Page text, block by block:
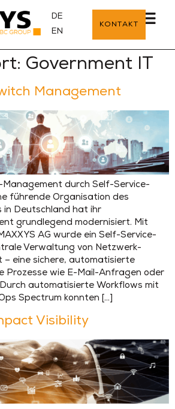
DE
EN
KONTAKT
Government IT
Management
Management durch Self-Service-
führende Organisation des
in Deutschland hat ihr
grundlegend modernisiert. Mit
AG wurde ein Self-Service-
Verwaltung von Netzwerk-
– eine sichere, automatisierte
Prozesse wie E-Mail-Anfragen oder
automatisierte Workflows mit
Spectrum konnten […]
Visibility